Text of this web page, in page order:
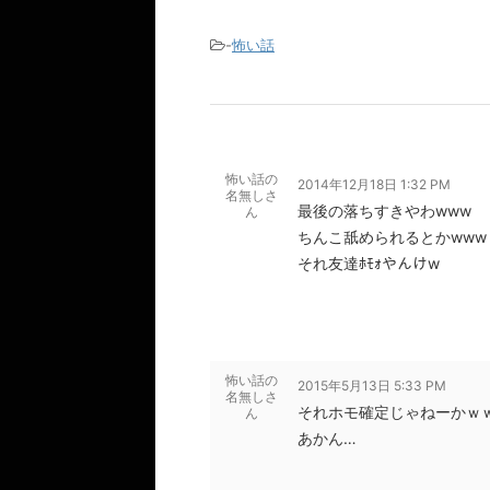
-怖い話
怖い話の
名無しさ
ん
2014年12月18日 1:32 PM
最後の落ちすきやわwww
ちんこ舐められるとかwww
それ友達ﾎﾓｫやんけw
怖い話の
名無しさ
ん
2015年5月13日 5:33 PM
それホモ確定じゃねーかｗ
あかん…